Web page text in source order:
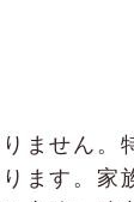
ません。
ます。家